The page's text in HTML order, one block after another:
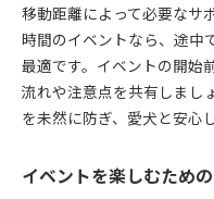
移動距離によって必要なサ
時間のイベントなら、途中
最適です。イベントの開始
流れや注意点を共有しまし
を未然に防ぎ、愛犬と安心
イベントを楽しむため